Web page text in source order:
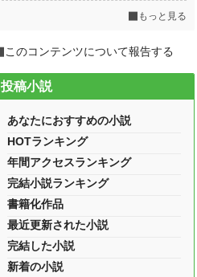
もっと見る
このコンテンツについて報告する
投稿小説
あなたにおすすめの小説
HOTランキング
年間アクセスランキング
完結小説ランキング
書籍化作品
最近更新された小説
完結した小説
新着の小説